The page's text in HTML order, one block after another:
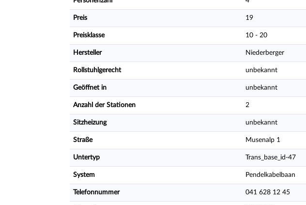
Preis 19
Preisklasse 10 - 20
Hersteller Niederberger
Rollstuhlgerecht unbekannt
Geöffnet in unbekannt
Anzahl der Stationen 2
Sitzheizung unbekannt
Straße Musenalp 1
Untertyp Trans_base_id-47
System Pendelkabelbaan
Telefonnummer 041 628 12 45